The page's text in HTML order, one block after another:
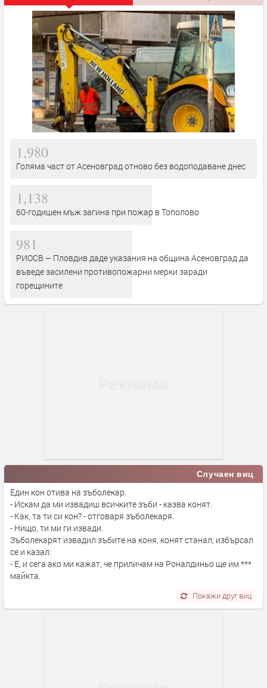
1,980
Голяма част от Асеновград отново без водоподаване днес
1,138
60-годишен мъж загина при пожар в Тополово
981
РИОСВ – Пловдив даде указания на община Асеновград да
въведе засилени противопожарни мерки заради
горещините
Случаен виц
Един кон отива на зъболекар.
- Искам да ми извадиш всичките зъби - казва конят.
- Как, та ти си кон? - отговаря зъболекаря.
- Нищо, ти ми ги извади.
Зъболекарят извадил зъбите на коня, конят станал, избърсал
се и казал:
- Е, и сега ако ми кажат, че приличам на Роналдиньо ще им ***
майкта.
Покажи друг виц